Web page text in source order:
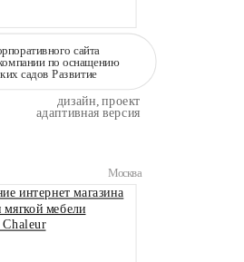
сайта
по оснащению
садов Развитие
дизайн, проект
адаптивная версия
Москва